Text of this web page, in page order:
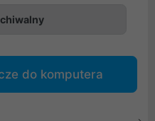
do komputera